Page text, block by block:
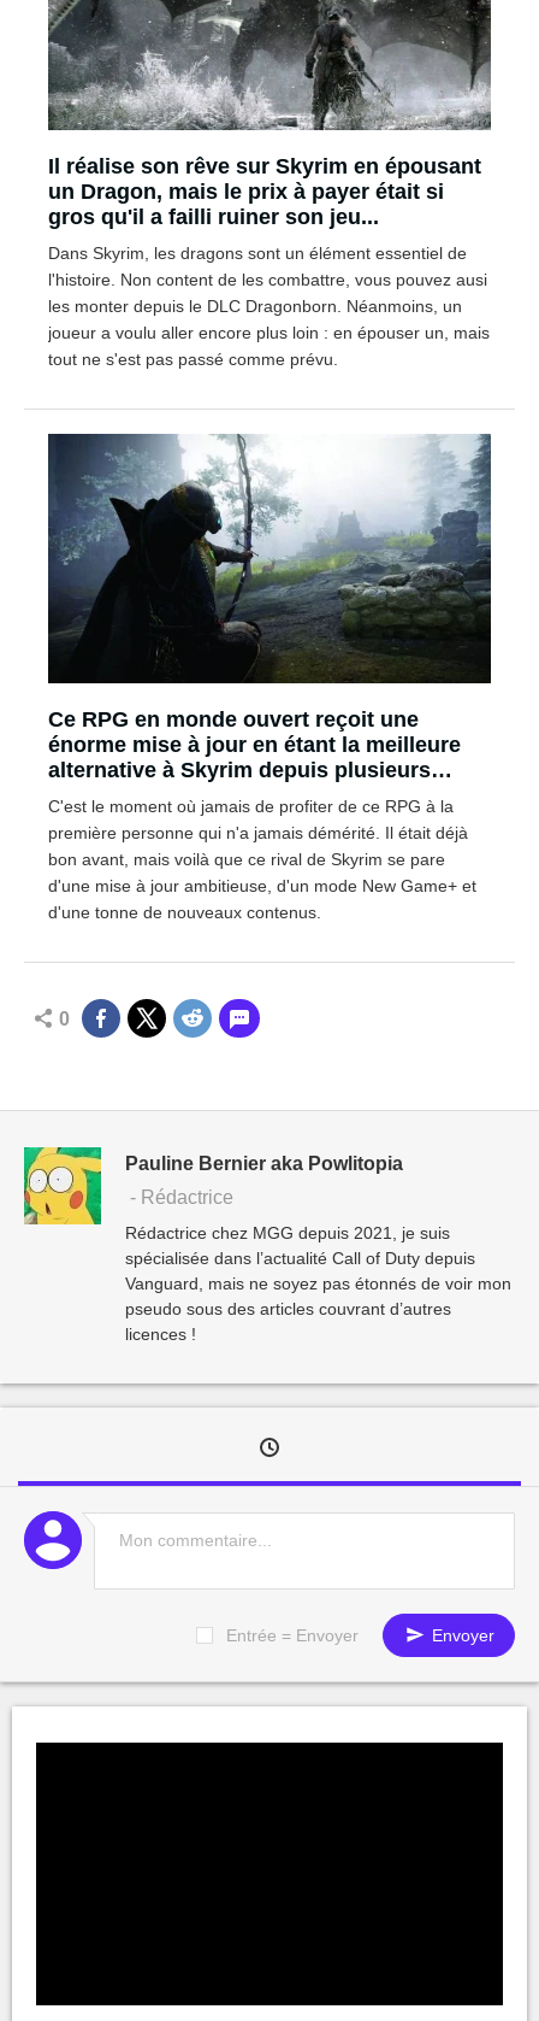
Il réalise son rêve sur Skyrim en épousant
un Dragon, mais le prix à payer était si
gros qu'il a failli ruiner son jeu...
Dans Skyrim, les dragons sont un élément essentiel de
l'histoire. Non content de les combattre, vous pouvez ausi
les monter depuis le DLC Dragonborn. Néanmoins, un
joueur a voulu aller encore plus loin : en épouser un, mais
tout ne s'est pas passé comme prévu.
Ce RPG en monde ouvert reçoit une
énorme mise à jour en étant la meilleure
alternative à Skyrim depuis plusieurs
années
C'est le moment où jamais de profiter de ce RPG à la
première personne qui n'a jamais démérité. Il était déjà
bon avant, mais voilà que ce rival de Skyrim se pare
d'une mise à jour ambitieuse, d'un mode New Game+ et
d'une tonne de nouveaux contenus.
0
Pauline Bernier aka Powlitopia
- Rédactrice
Rédactrice chez MGG depuis 2021, je suis
spécialisée dans l’actualité Call of Duty depuis
Vanguard, mais ne soyez pas étonnés de voir mon
pseudo sous des articles couvrant d’autres
licences !
Entrée = Envoyer Envoyer